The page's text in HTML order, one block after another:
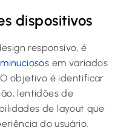
dispositivos
responsivo, é
em variados
objetivo é identificar
lentidões de
de layout que
do usuário.